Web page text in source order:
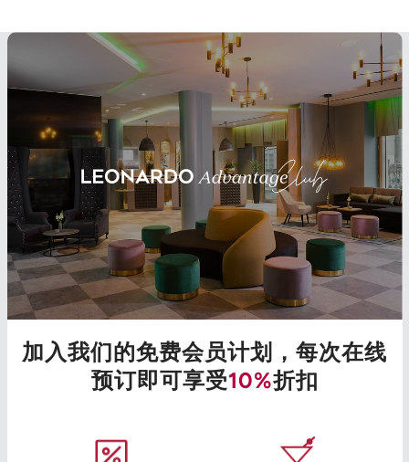
加入我们的免费会员计划，每次在线
预订即可享受10%折扣